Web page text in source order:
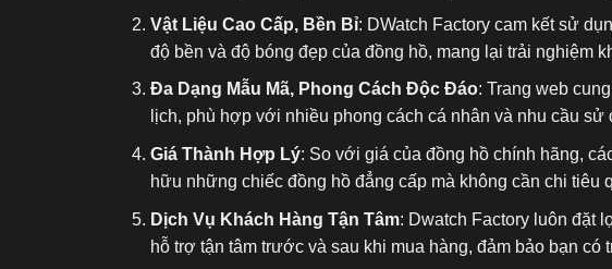
Vật Liệu Cao Cấp, Bền Bỉ: DWatch Factory cam kết sử
độ bền và độ bóng đẹp của đồng hồ, mang lại trải nghiệm
Đa Dạng Mẫu Mã, Phong Cách Độc Đáo: Trang web
lịch, phù hợp với nhiều phong cách cá nhân và nhu cầu sử
Giá Thành Hợp Lý: So với giá của đồng hồ chính hãng,
hữu những chiếc đồng hồ đẳng cấp mà không cần chi tiêu
Dịch Vụ Khách Hàng Tận Tâm: Dwatch Factory luôn đặt
hỗ trợ tận tâm trước và sau khi mua hàng, đảm bảo bạn có